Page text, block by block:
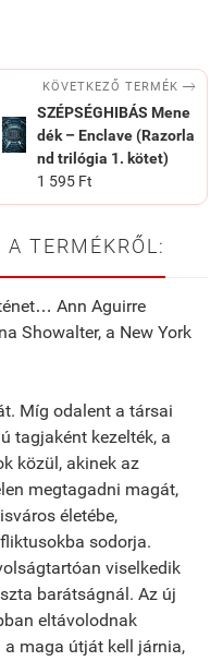
KÖVETKEZŐ TERMÉK 
SZÉPSÉGHIBÁS Mene
dék – Enclave (Razorla
nd trilógia 1. kötet)
1 595 Ft
TERMÉKRŐL:
Ann Aguirre
Showalter, a New York
Míg odalent a társai
tagjaként kezelték, a
közül, akinek az
megtagadni magát,
életébe,
sodorja.
viselkedik
barátságnál. Az új
eltávolodnak
maga útját kell járnia,